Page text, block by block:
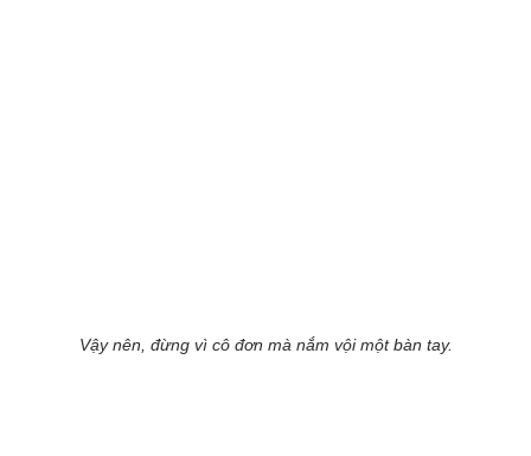
Vậy nên, đừng vì cô đơn mà nắm vội một bàn tay.